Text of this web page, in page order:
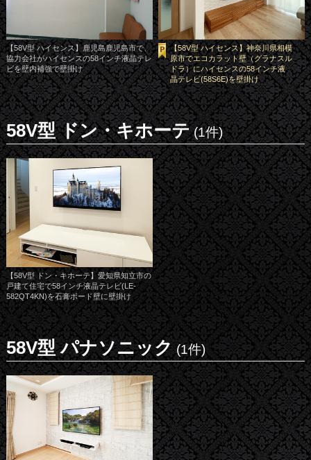
【58V型 ハイセンス】鹿児島鹿児島市で、
協力会社がハイセンスの58インチ液晶テレ
ビを壁内補強で壁掛け
【58V型 ハイセンス】神奈川県相模
原市でエコカラット壁（グラナスル
ドラ）にハイセンスの58インチ液
晶テレビ(58S6E)を壁掛け
58V型 ドン・キホーテ(1件)
【58V型 ドン・キホーテ】愛知県知立市の
戸建て住宅で58インチ液晶テレビ(LE-
582QT4KN)を石膏ボード壁に壁掛け
58V型 パナソニック(1件)